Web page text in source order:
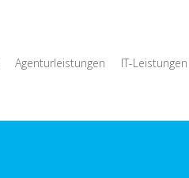
Agenturleistungen IT-Leistungen